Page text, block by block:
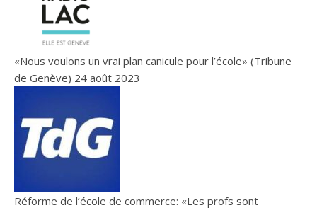
«Nous voulons un vrai plan canicule pour l’école» (Tribune
de Genève) 24 août 2023
Réforme de l’école de commerce: «Les profs sont